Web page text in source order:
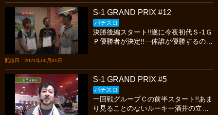
を引き継いでいるところ！更にハマリ
救済機能搭載や、ボーナス合成確率も
高く設定されているのでかなり遊べる
仕様となってる！まっちは真夏のホー
ルに大花火を打ち上げることは出来る
配信日：2021年06月01日
S-1 GRAND PRIX #12
パチスロ
決勝後編スタート!!遂に今夜初代Ｓ-1Ｇ
Ｐ優勝者が決定!!一体誰が優勝するの
堅い立ち回りのワサビか？真剣勝負の
ガチンコバトル!!S-1 GRAND PRIXお楽
しみに!!
S-1 GRAND PRIX #5
パチスロ
一回戦グループＣの前半スタート!!あま
り見ることのないルーキー酒井の立ち